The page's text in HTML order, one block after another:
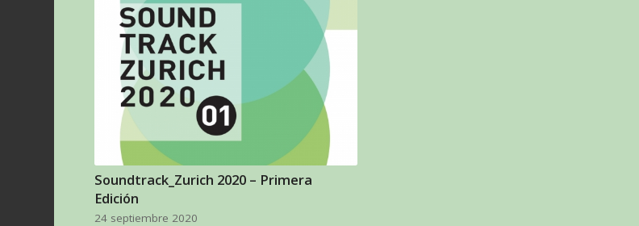
Soundtrack_Zurich 2020 – Primera
Edición
24 septiembre 2020